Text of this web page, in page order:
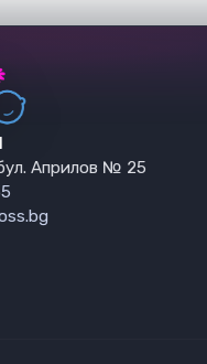
Априлов № 25